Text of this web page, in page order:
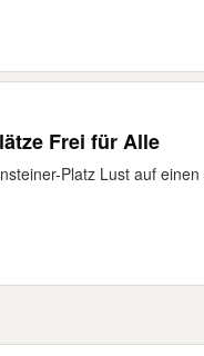
Frei für Alle
Platz Lust auf